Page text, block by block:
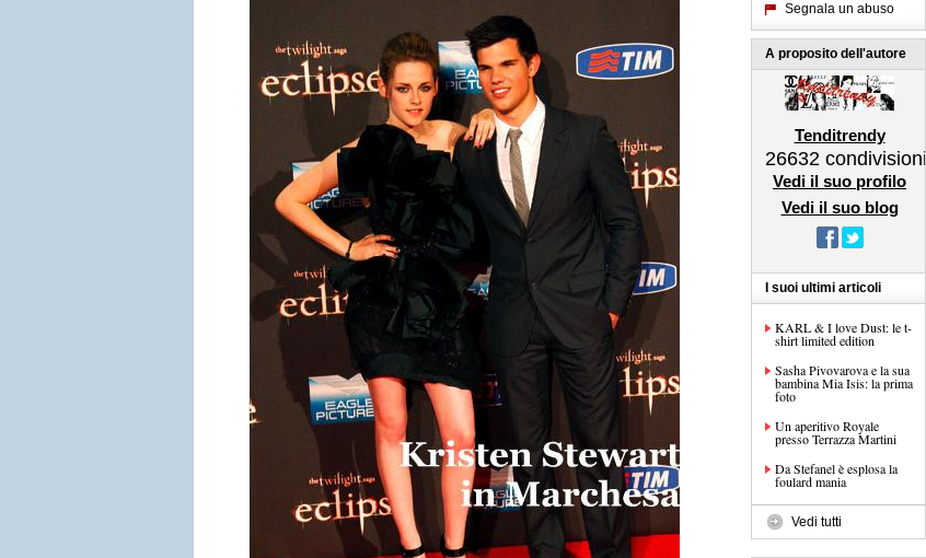
Segnala un abuso
A proposito dell'autore
Tenditrendy
26632 condivisioni
Vedi il suo profilo
Vedi il suo blog
I suoi ultimi articoli
KARL & I love Dust: le t-
shirt limited edition
Sasha Pivovarova e la sua
bambina Mia Isis: la prima
foto
Un aperitivo Royale
presso Terrazza Martini
Da Stefanel è esplosa la
foulard mania
Vedi tutti